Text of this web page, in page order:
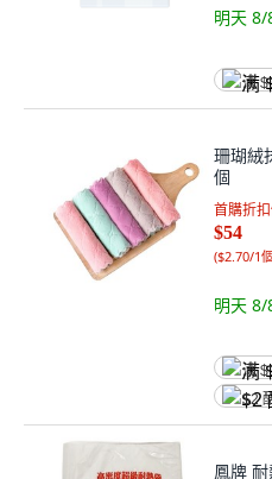
明天 8/
满
珊瑚絨
個
首購折
$54
($2.70/1
明天 8/
满
$2
鳳牌